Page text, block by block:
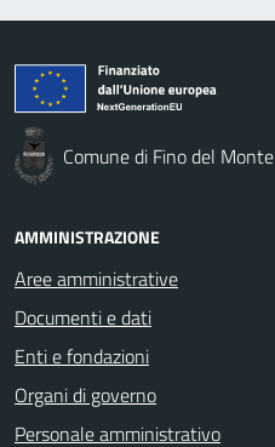
Comune di Fino del Monte
AMMINISTRAZIONE
Aree amministrative
Documenti e dati
Enti e fondazioni
Organi di governo
Personale amministrativo